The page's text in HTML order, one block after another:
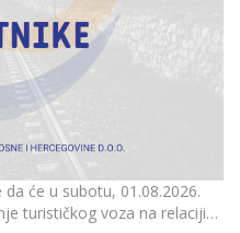
će u subotu, 01.08.2026.
turističkog voza na relaciji…